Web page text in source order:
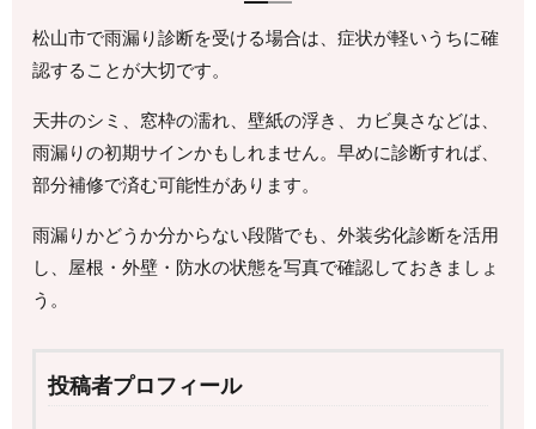
松山市で雨漏り診断を受ける場合は、症状が軽いうちに確
認することが大切です。
天井のシミ、窓枠の濡れ、壁紙の浮き、カビ臭さなどは、
雨漏りの初期サインかもしれません。早めに診断すれば、
部分補修で済む可能性があります。
雨漏りかどうか分からない段階でも、外装劣化診断を活用
し、屋根・外壁・防水の状態を写真で確認しておきましょ
う。
投稿者プロフィール